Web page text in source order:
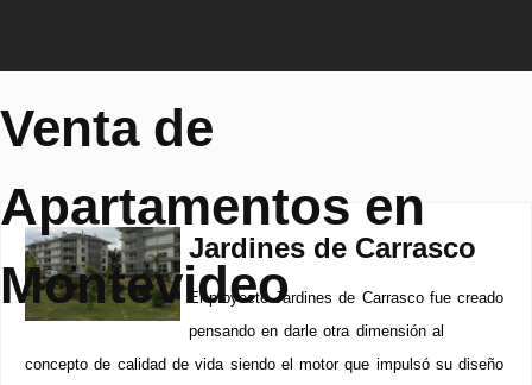
Venta de
Apartamentos en
Montevideo
Jardines de Carrasco
El proyecto Jardines de Carrasco fue creado
pensando en darle otra dimensión al
concepto de calidad de vida siendo el motor que impulsó su diseño